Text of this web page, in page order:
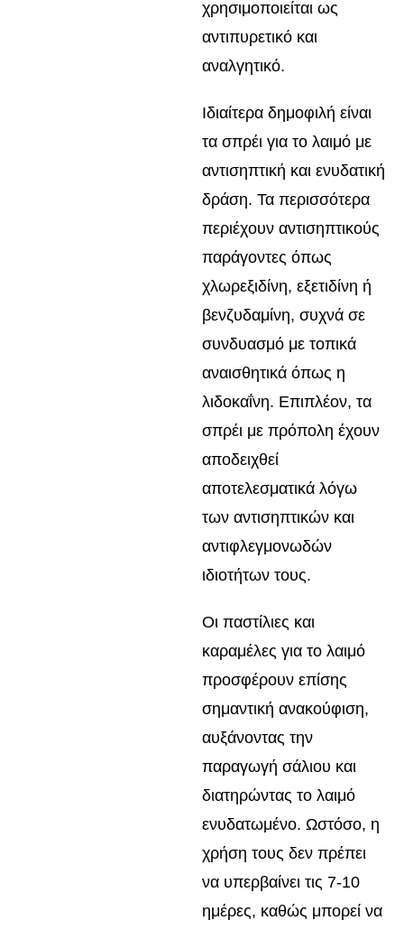
χρησιμοποιείται ως
αντιπυρετικό και
αναλγητικό.
Ιδιαίτερα δημοφιλή είναι
τα σπρέι για το λαιμό με
αντισηπτική και ενυδατική
δράση. Τα περισσότερα
περιέχουν αντισηπτικούς
παράγοντες όπως
χλωρεξιδίνη, εξετιδίνη ή
βενζυδαμίνη, συχνά σε
συνδυασμό με τοπικά
αναισθητικά όπως η
λιδοκαΐνη. Επιπλέον, τα
σπρέι με πρόπολη έχουν
αποδειχθεί
αποτελεσματικά λόγω
των αντισηπτικών και
αντιφλεγμονωδών
ιδιοτήτων τους.
Οι παστίλιες και
καραμέλες για το λαιμό
προσφέρουν επίσης
σημαντική ανακούφιση,
αυξάνοντας την
παραγωγή σάλιου και
διατηρώντας το λαιμό
ενυδατωμένο. Ωστόσο, η
χρήση τους δεν πρέπει
να υπερβαίνει τις 7-10
ημέρες, καθώς μπορεί να